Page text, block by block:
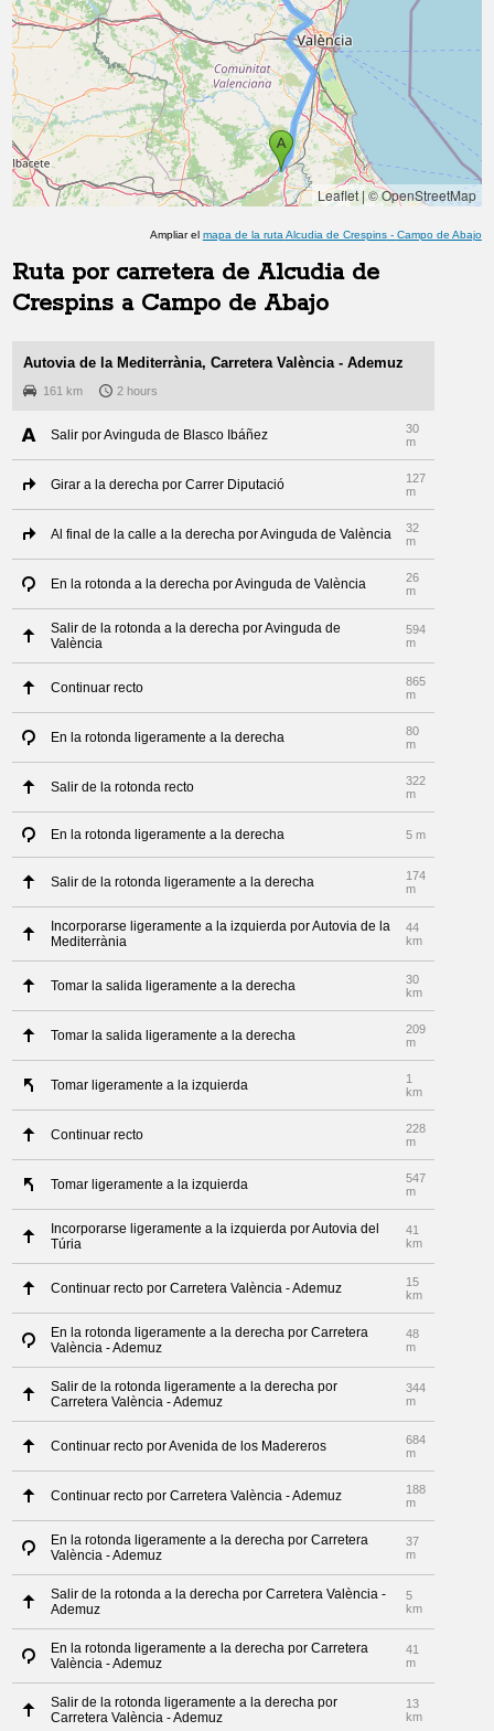
Leaflet|© OpenStreetMap
Ampliar el mapa de la ruta Alcudia de Crespins- Campo de Abajo
Ruta por carretera de Alcudia de
Crespins a Campo de Abajo
Autovia de la Mediterrània, Carretera València - Ademuz
161 km 2 hours
Salir por Avinguda de Blasco Ibáñez
30
m
Girar a la derecha por Carrer Diputació
127
m
Al final de la calle a la derecha por Avinguda de València
32
m
En la rotonda a la derecha por Avinguda de València
26
m
Salir de la rotonda a la derecha por Avinguda de
València
594
m
Continuar recto
865
m
En la rotonda ligeramente a la derecha
80
m
Salir de la rotonda recto
322
m
En la rotonda ligeramente a la derecha 5 m
Salir de la rotonda ligeramente a la derecha
174
m
Incorporarse ligeramente a la izquierda por Autovia de la
Mediterrània
44
km
Tomar la salida ligeramente a la derecha
30
km
Tomar la salida ligeramente a la derecha
209
m
Tomar ligeramente a la izquierda
1
km
Continuar recto
228
m
Tomar ligeramente a la izquierda
547
m
Incorporarse ligeramente a la izquierda por Autovia del
Túria
41
km
Continuar recto por Carretera València - Ademuz
15
km
En la rotonda ligeramente a la derecha por Carretera
València - Ademuz
48
m
Salir de la rotonda ligeramente a la derecha por
Carretera València - Ademuz
344
m
Continuar recto por Avenida de los Madereros
684
m
Continuar recto por Carretera València - Ademuz
188
m
En la rotonda ligeramente a la derecha por Carretera
València - Ademuz
37
m
Salir de la rotonda a la derecha por Carretera València -
Ademuz
5
km
En la rotonda ligeramente a la derecha por Carretera
València - Ademuz
41
m
Salir de la rotonda ligeramente a la derecha por
Carretera València - Ademuz
13
km